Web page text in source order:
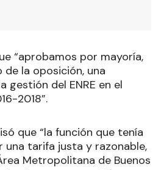
“aprobamos por mayoría,
la oposición, una
gestión del ENRE en el
2018”.
que “la función que tenía
una tarifa justa y razonable,
Metropolitana de Buenos